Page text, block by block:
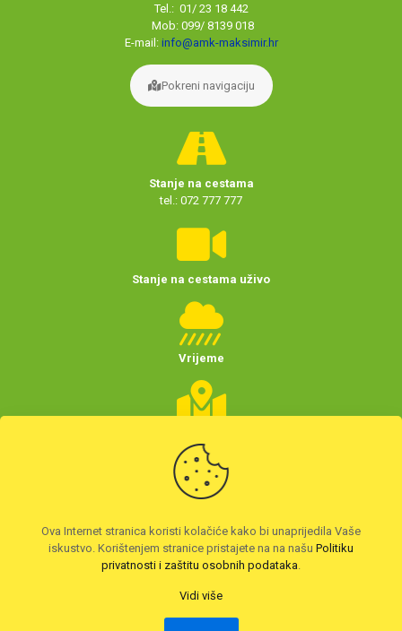
Tel.: 01/ 23 18 442
Mob: 099/ 8139 018
E-mail: info@amk-maksimir.hr
Pokreni navigaciju
Stanje na cestama
tel.: 072 777 777
Stanje na cestama uživo
Vrijeme
(Hrvatske)
Preuzmite HAK aplikaciju
Ova Internet stranica koristi kolačiće kako bi unaprijedila Vaše
iskustvo. Korištenjem stranice pristajete na na našu Politiku
privatnosti i zaštitu osobnih podataka.
Vidi više